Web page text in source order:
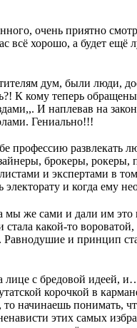
очень приятно
всё хорошо, а будет
дум, были люди,
К кому теперь
И наплевав на
Гениально!!!
профессию развлекать
брокеры, рокеры,
и экспертами в
и когда ему
же сами и дали им
какой-то
и принцип
лице с бредовой идеей,
корочкой в
то начинаешь
этих самых